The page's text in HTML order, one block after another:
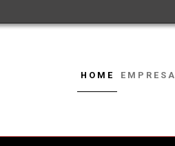
HOME EMPRESA